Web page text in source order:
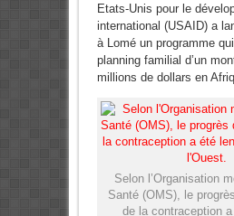
Etats-Unis pour le
international (USAID) a
à Lomé un programme
planning familial d’un
millions de dollars en
Selon l’Organisation
Santé (OMS), le
de la contraception